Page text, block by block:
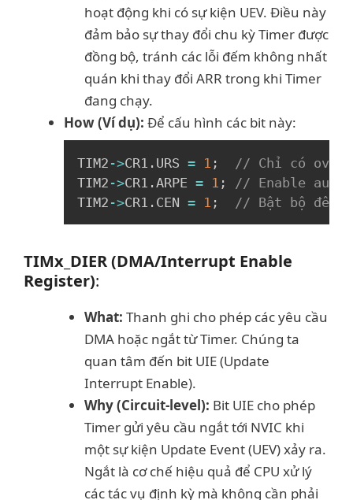
hoạt động khi có sự kiện UEV. Điều này
đảm bảo sự thay đổi chu kỳ Timer được
đồng bộ, tránh các lỗi đếm không nhất
quán khi thay đổi ARR trong khi Timer
đang chạy.
How (Ví dụ): Để cấu hình các bit này:
TIM2 ->CR1 . URS = 1 ;
// Chỉ có
TIM2 ->CR1 .ARPE = 1 ;
// Enable
TIM2 ->CR1 . CEN = 1 ; // Bật bộ đếm
TIMx_DIER (DMA/Interrupt Enable
Register):
What: Thanh ghi cho phép các yêu cầu
DMA hoặc ngắt từ Timer. Chúng ta
quan tâm đến bit UIE (Update
Interrupt Enable).
Why (Circuit-level): Bit UIE cho phép
Timer gửi yêu cầu ngắt tới NVIC khi
một sự kiện Update Event (UEV) xảy ra.
Ngắt là cơ chế hiệu quả để CPU xử lý
các tác vụ định kỳ mà không cần phải